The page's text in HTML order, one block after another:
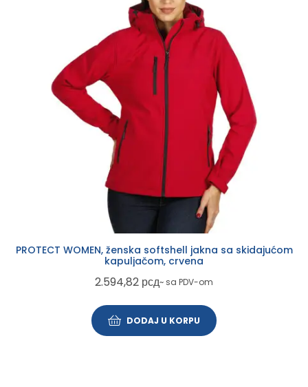
PROTECT WOMEN, ženska softshell jakna sa skidajućom
kapuljačom, crvena
2.594,82 рсд~ sa PDV-om
DODAJ U KORPU